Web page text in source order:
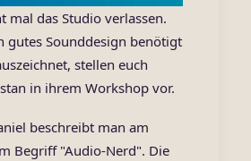
mal das Studio verlassen.
gutes Sounddesign benötigt
stellen euch
in ihrem Workshop vor.
beschreibt man am
Begriff "Audio-Nerd". Die